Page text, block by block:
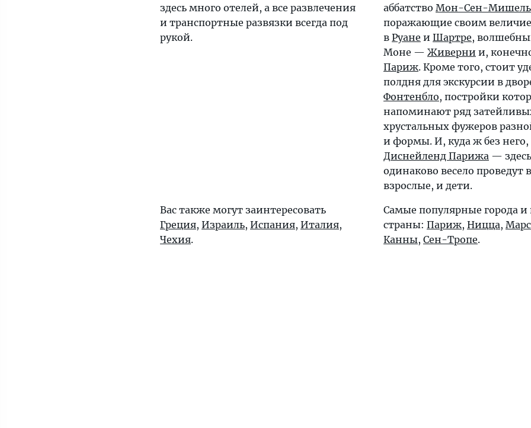
здесь много отелей, а все развлечения
и транспортные развязки всегда под
рукой.
аббатство Мон-Сен-Мишель
поражающие своим
в Руане и Шартре,
Моне — Живерни и,
Париж. Кроме того, стоит
полдня для экскурсии в
Фонтенбло, постройки
напоминают ряд
хрустальных фужеров
и формы. И, куда ж без него,
Диснейленд Парижа — здесь
одинаково весело проведут
взрослые, и дети.
Вас также могут заинтересовать
Греция, Израиль, Испания, Италия,
Чехия.
Самые популярные города и
страны: Париж, Ницца,
Канны, Сен-Тропе.